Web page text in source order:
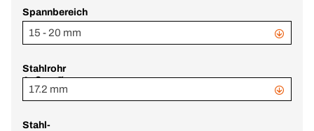
Spannbereich
15 - 20 mm
Stahlrohr
Außen-Ø
17.2 mm
Stahl-